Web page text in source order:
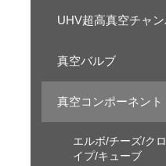
UHV超高真空チャ
真空バルブ
真空コンポーネント
エルボ/チーズ/ク
イプ/キューブ